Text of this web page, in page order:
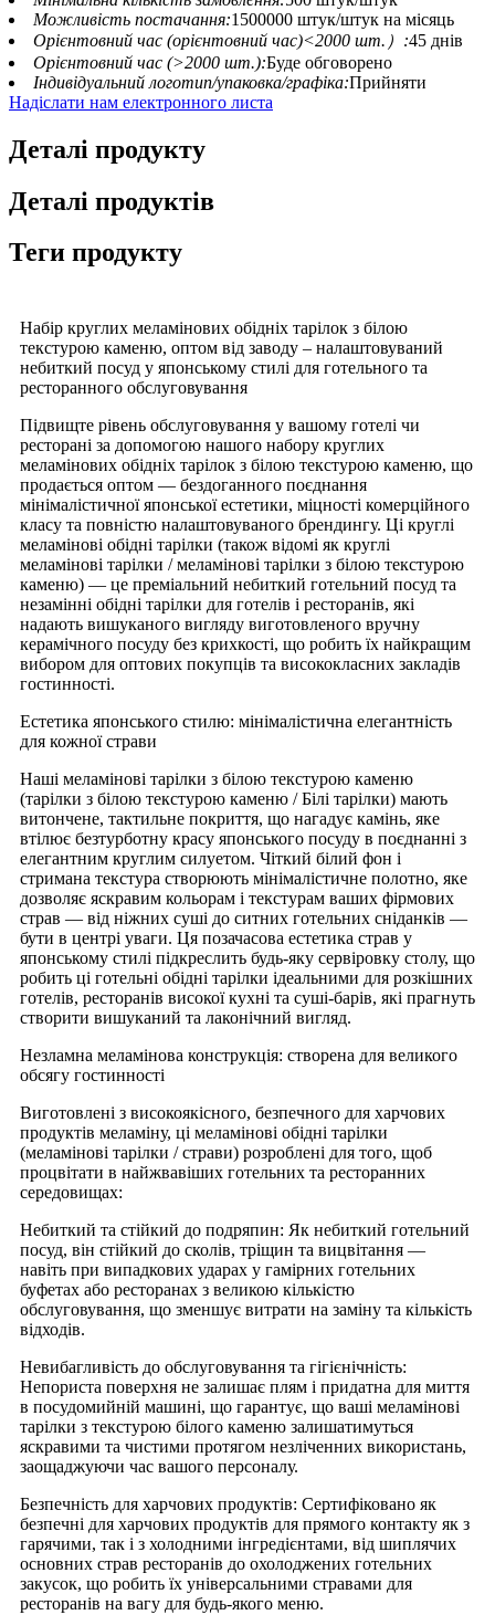
Можливість постачання:1500000 штук/штук на місяць
Орієнтовний час (орієнтовний час)<2000 шт.）:45 днів
Орієнтовний час (>2000 шт.):Буде обговорено
Індивідуальний логотип/упаковка/графіка:Прийняти
Надіслати нам електронного листа
Деталі продукту
Деталі продуктів
Теги продукту
Набір круглих меламінових обідніх тарілок з білою
текстурою каменю, оптом від заводу – налаштовуваний
небиткий посуд у японському стилі для готельного та
ресторанного обслуговування
Підвищте рівень обслуговування у вашому готелі чи
ресторані за допомогою нашого набору круглих
меламінових обідніх тарілок з білою текстурою каменю, що
продається оптом — бездоганного поєднання
мінімалістичної японської естетики, міцності комерційного
класу та повністю налаштовуваного брендингу. Ці круглі
меламінові обідні тарілки (також відомі як круглі
меламінові тарілки / меламінові тарілки з білою текстурою
каменю) — це преміальний небиткий готельний посуд та
незамінні обідні тарілки для готелів і ресторанів, які
надають вишуканого вигляду виготовленого вручну
керамічного посуду без крихкості, що робить їх найкращим
вибором для оптових покупців та висококласних закладів
гостинності.
Естетика японського стилю: мінімалістична елегантність
для кожної страви
Наші меламінові тарілки з білою текстурою каменю
(тарілки з білою текстурою каменю / Білі тарілки) мають
витончене, тактильне покриття, що нагадує камінь, яке
втілює безтурботну красу японського посуду в поєднанні з
елегантним круглим силуетом. Чіткий білий фон і
стримана текстура створюють мінімалістичне полотно, яке
дозволяє яскравим кольорам і текстурам ваших фірмових
страв — від ніжних суші до ситних готельних сніданків —
бути в центрі уваги. Ця позачасова естетика страв у
японському стилі підкреслить будь-яку сервіровку столу, що
робить ці готельні обідні тарілки ідеальними для розкішних
готелів, ресторанів високої кухні та суші-барів, які прагнуть
створити вишуканий та лаконічний вигляд.
Незламна меламінова конструкція: створена для великого
обсягу гостинності
Виготовлені з високоякісного, безпечного для харчових
продуктів меламіну, ці меламінові обідні тарілки
(меламінові тарілки / страви) розроблені для того, щоб
процвітати в найжвавіших готельних та ресторанних
середовищах:
Небиткий та стійкий до подряпин: Як небиткий готельний
посуд, він стійкий до сколів, тріщин та вицвітання —
навіть при випадкових ударах у гамірних готельних
буфетах або ресторанах з великою кількістю
обслуговування, що зменшує витрати на заміну та кількість
відходів.
Невибагливість до обслуговування та гігієнічність:
Непориста поверхня не залишає плям і придатна для миття
в посудомийній машині, що гарантує, що ваші меламінові
тарілки з текстурою білого каменю залишатимуться
яскравими та чистими протягом незліченних використань,
заощаджуючи час вашого персоналу.
Безпечність для харчових продуктів: Сертифіковано як
безпечні для харчових продуктів для прямого контакту як з
гарячими, так і з холодними інгредієнтами, від шиплячих
основних страв ресторанів до охолоджених готельних
закусок, що робить їх універсальними стравами для
ресторанів на вагу для будь-якого меню.